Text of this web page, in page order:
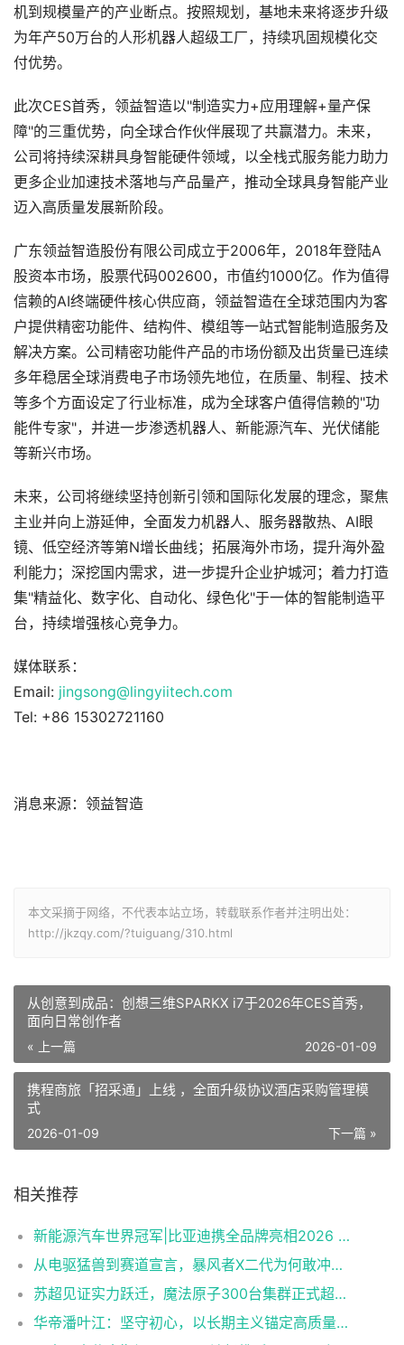
机到规模量产的产业断点。按照规划，基地未来将逐步升级
为年产50万台的人形机器人超级工厂，持续巩固规模化交
付优势。
此次CES首秀，领益智造以"制造实力+应用理解+量产保
障"的三重优势，向全球合作伙伴展现了共赢潜力。未来，
公司将持续深耕具身智能硬件领域，以全栈式服务能力助力
更多企业加速技术落地与产品量产，推动全球具身智能产业
迈入高质量发展新阶段。
广东领益智造股份有限公司成立于2006年，2018年登陆A
股资本市场，股票代码002600，市值约1000亿。作为值得
信赖的AI终端硬件核心供应商，领益智造在全球范围内为客
户提供精密功能件、结构件、模组等一站式智能制造服务及
解决方案。公司精密功能件产品的市场份额及出货量已连续
多年稳居全球消费电子市场领先地位，在质量、制程、技术
等多个方面设定了行业标准，成为全球客户值得信赖的"功
能件专家"，并进一步渗透机器人、新能源汽车、光伏储能
等新兴市场。
未来，公司将继续坚持创新引领和国际化发展的理念，聚焦
主业并向上游延伸，全面发力机器人、服务器散热、AI眼
镜、低空经济等第N增长曲线；拓展海外市场，提升海外盈
利能力；深挖国内需求，进一步提升企业护城河；着力打造
集"精益化、数字化、自动化、绿色化"于一体的智能制造平
台，持续增强核心竞争力。
媒体联系：
Email: jingsong@lingyiitech.com
Tel: +86 15302721160
消息来源：领益智造
本文采摘于网络，不代表本站立场，转载联系作者并注明出处：
http://jkzqy.com/?tuiguang/310.html
从创意到成品：创想三维SPARKX i7于2026年CES首秀，
面向日常创作者
« 上一篇 2026-01-09
携程商旅「招采通」上线 ，全面升级协议酒店采购管理模
式
下一篇 »
2026-01-09
相关推荐
新能源汽车世界冠军|比亚迪携全品牌亮相2026 ChinaJoy，精彩不容错过！
从电驱猛兽到赛道宣言，暴风者X二代为何敢冲击350km/h？
苏超见证实力跃迁，魔法原子300台集群正式超越宇树
华帝潘叶江：坚守初心，以长期主义锚定高质量发展新航道